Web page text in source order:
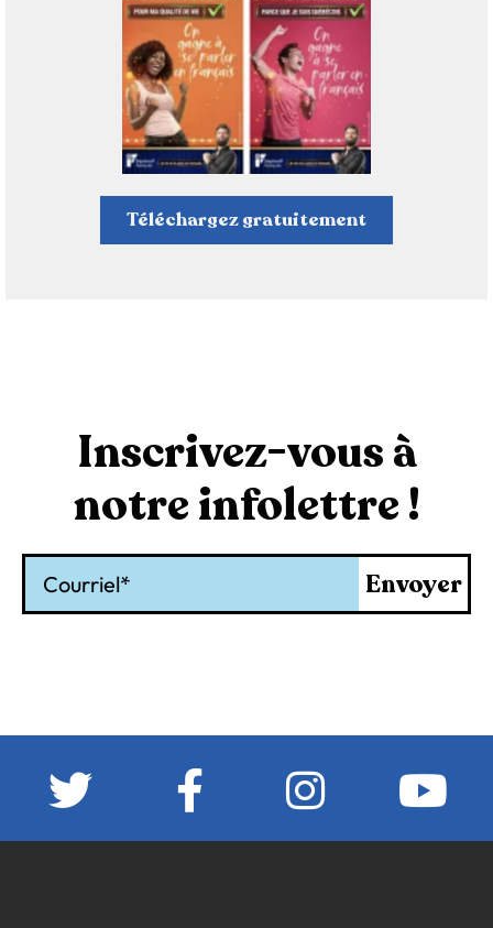
Téléchargez gratuitement
Inscrivez-vous à
notre infolettre !
Envoyer